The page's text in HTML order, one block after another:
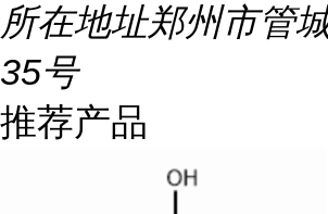
所在地址郑州市管
35号
推荐产品